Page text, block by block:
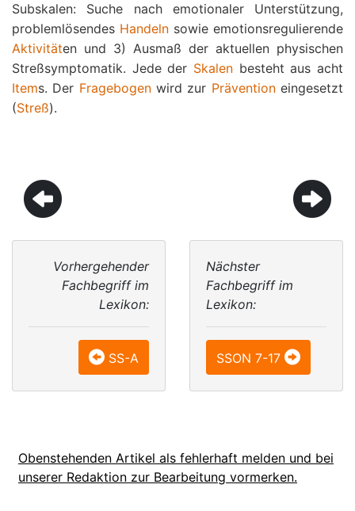
Subskalen: Suche nach emotionaler Unterstützung,
problemlösendes Handeln sowie emotionsregulierende
Aktivitäten und 3) Ausmaß der aktuellen physischen
Streßsymptomatik. Jede der Skalen besteht aus acht
Items. Der Fragebogenwird zur Präventioneingesetzt
(Streß).
Vorhergehender
Fachbegriff im
Lexikon:
SS-A
Nächster
Fachbegriff im
Lexikon:
SSON 7-17
Obenstehenden Artikel als fehlerhaft melden und bei
unserer Redaktion zur Bearbeitung vormerken.